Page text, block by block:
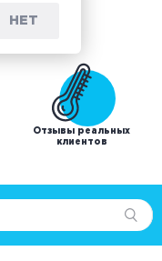
НЕТ
Отзывы реальных
клиентов